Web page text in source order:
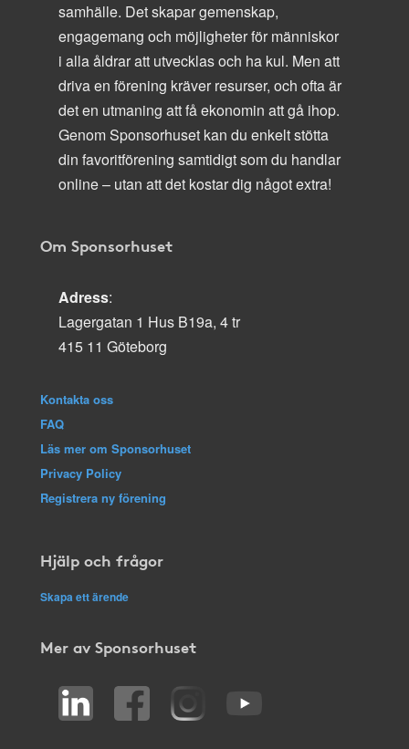
samhälle. Det skapar gemenskap,
engagemang och möjligheter för människor
i alla åldrar att utvecklas och ha kul. Men att
driva en förening kräver resurser, och ofta är
det en utmaning att få ekonomin att gå ihop.
Genom Sponsorhuset kan du enkelt stötta
din favoritförening samtidigt som du handlar
online – utan att det kostar dig något extra!
Om Sponsorhuset
Adress:
Lagergatan 1 Hus B19a, 4 tr
415 11 Göteborg
Kontakta oss
FAQ
Läs mer om Sponsorhuset
Privacy Policy
Registrera ny förening
Hjälp och frågor
Skapa ett ärende
Mer av Sponsorhuset